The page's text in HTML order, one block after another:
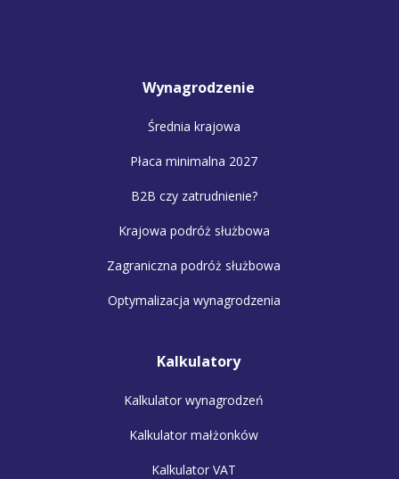
Wynagrodzenie
Średnia krajowa
Płaca minimalna 2027
B2B czy zatrudnienie?
Krajowa podróż służbowa
Zagraniczna podróż służbowa
Optymalizacja wynagrodzenia
Kalkulatory
Kalkulator wynagrodzeń
Kalkulator małżonków
Kalkulator VAT